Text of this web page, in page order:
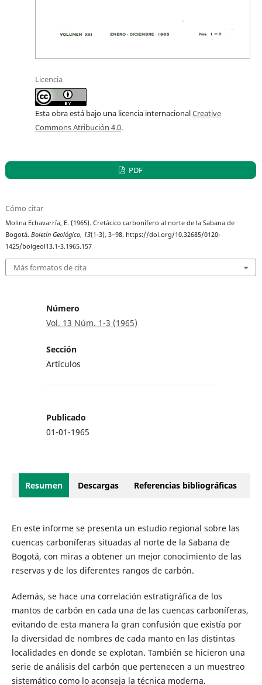
Licencia
Esta obra está bajo una licencia internacionalCreative
Commons Atribución 4.0.
PDF
Cómo citar
Molina Echavarría, E. (1965). Cretácico carbonífero al norte de la Sabana de
Bogotá.Boletín Geológico, 13(1-3), 3–98. https://doi.org/10.32685/0120-
1425/bolgeol13.1-3.1965.157
Más formatos de cita
Número
Vol. 13 Núm. 1-3 (1965)
Sección
Artículos
Publicado
01-01-1965
Resumen Descargas Referencias bibliográficas
En este informe se presenta un estudio regional sobre las
cuencas carboníferas situadas al norte de la Sabana de
Bogotá, con miras a obtener un mejor conocimiento de las
reservas y de los diferentes rangos de carbón.
Además, se hace una correlación estratigráfica de los
mantos de carbón en cada una de las cuencas carboníferas,
evitando de esta manera la gran confusión que existía por
la diversidad de nombres de cada manto en las distintas
localidades en donde se explotan. También se hicieron una
serie de análisis del carbón que pertenecen a un muestreo
sistemático como lo aconseja la técnica moderna.